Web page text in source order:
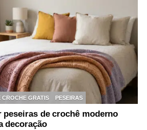
CROCHE GRATIS PESEIRAS
peseiras de crochê moderno
decoração